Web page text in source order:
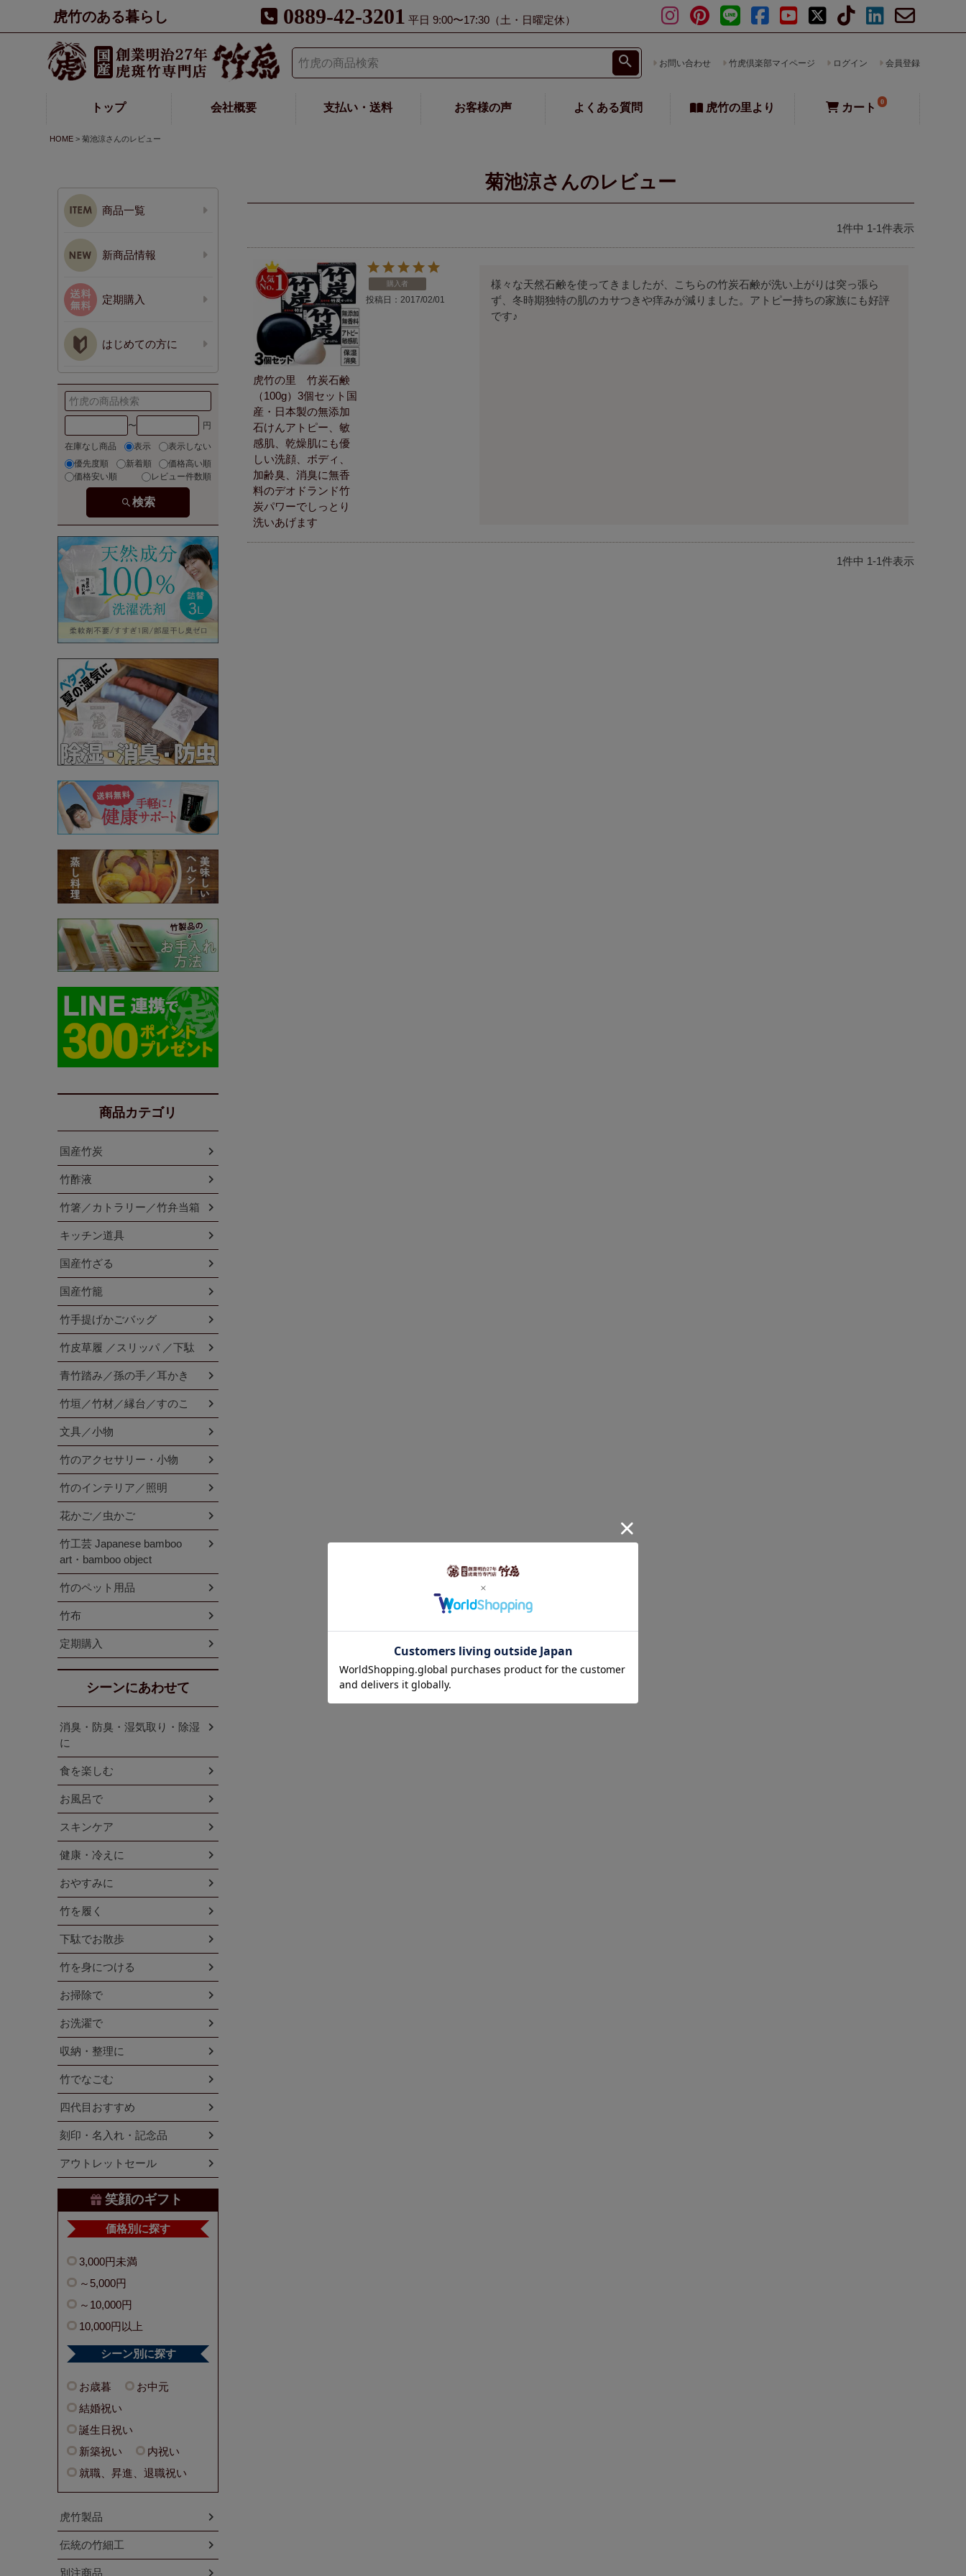
虎竹のある暮らし 0889-42-3201 平日 9:00〜17:30（土・日曜定休）
お問い合わせ 竹虎倶楽部マイページ ログイン 会員登録
トップ 会社概要 支払い・送料 お客様の声 よくある質問 虎竹の里より カート 0
HOME 菊池涼さんのレビュー
商品一覧
新商品情報
定期購入
はじめての方に
〜
在庫なし商品 表示
表示しない
優先度順
新着順
価格高い順
価格安い順
レビュー件数順
検索
商品カテゴリ
国産竹炭
竹酢液
竹箸／カトラリー／竹弁当箱
キッチン道具
国産竹ざる
国産竹籠
竹手提げかごバッグ
竹皮草履 ／スリッパ ／下駄
青竹踏み／孫の手／耳かき
竹垣／竹材／縁台／すのこ
文具／小物
竹のアクセサリー・小物
竹のインテリア／照明
花かご／虫かご
竹工芸 Japanese bamboo
art・bamboo object
竹のペット用品
竹布
定期購入
シーンにあわせて
消臭・防臭・湿気取り・除湿
に
食を楽しむ
お風呂で
スキンケア
健康・冷えに
おやすみに
竹を履く
下駄でお散歩
竹を身につける
お掃除で
お洗濯で
収納・整理に
竹でなごむ
四代目おすすめ
刻印・名入れ・記念品
アウトレットセール
笑顔のギフト
価格別に探す
3,000円未満
～5,000円
～10,000円
10,000円以上
シーン別に探す
お歳暮
お中元
結婚祝い
誕生日祝い
新築祝い
内祝い
就職、昇進、退職祝い
虎竹製品
伝統の竹細工
別注商品
菊池涼さんのレビュー
1件中 1-1件表示
虎竹の里 竹炭石鹸
（100g）3個セット国
産・日本製の無添加
石けんアトピー、敏
感肌、乾燥肌にも優
しい洗顔、ボディ、
加齢臭、消臭に無香
料のデオドランド竹
炭パワーでしっとり
洗いあげます
購入者
投稿日 2017/02/01
様々な天然石鹸を使ってきましたが、こちらの竹炭石鹸が洗い上がりは突っ張ら
ず、冬時期独特の肌のカサつきや痒みが減りました。アトピー持ちの家族にも好評
です♪
1件中 1-1件表示